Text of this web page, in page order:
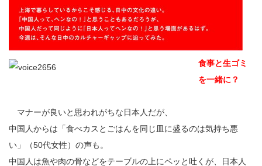
食事と生ゴミ
を一緒に？
マナーが良いと思われがちな日本人だが、
中国人からは「食べカスとごはんを同じ皿に盛るのは気持ち悪
い」（50代女性）の声も。
中国人は魚や肉の骨などをテーブルの上にペッと吐くが、日本人